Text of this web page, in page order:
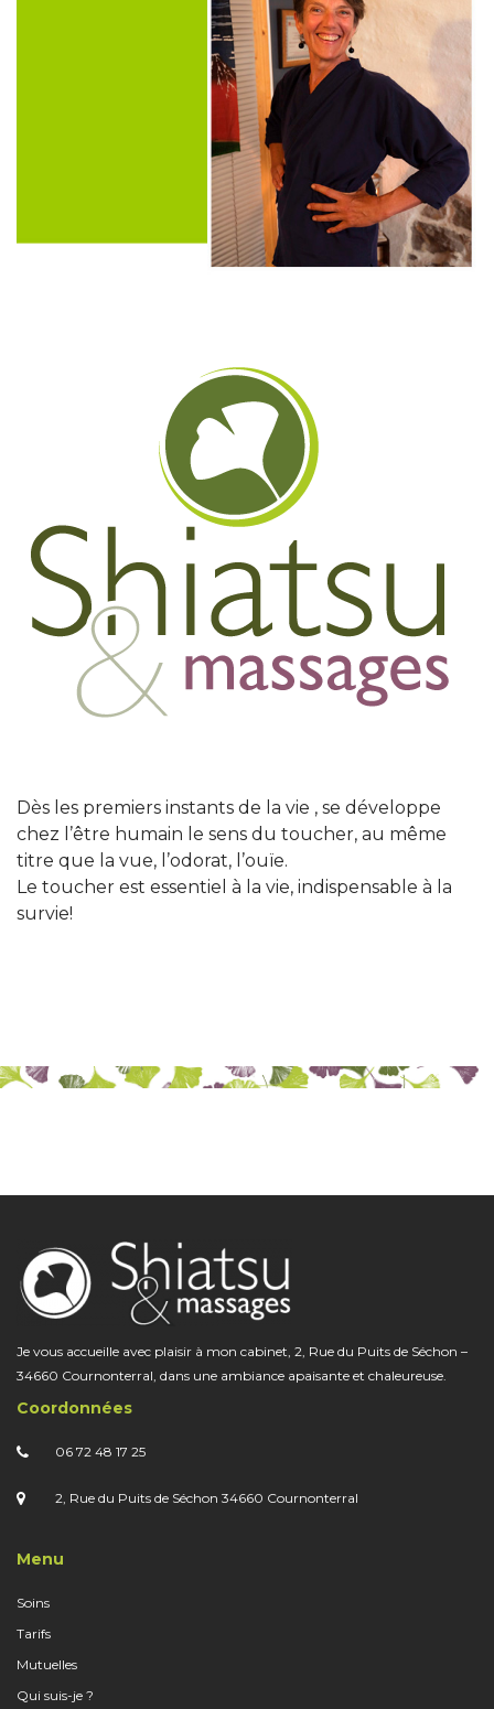
Dès les premiers instants de la vie , se développe
chez l’être humain le sens du toucher, au même
titre que la vue, l’odorat, l’ouïe.
Le toucher est essentiel à la vie, indispensable à la
survie!
Je vous accueille avec plaisir à mon cabinet, 2, Rue du Puits de Séchon –
34660 Cournonterral, dans une ambiance apaisante et chaleureuse.
Coordonnées
06 72 48 17 25
2, Rue du Puits de Séchon 34660 Cournonterral
Menu
Soins
Tarifs
Mutuelles
Qui suis-je ?